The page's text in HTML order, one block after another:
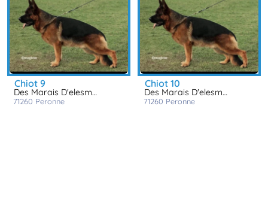
chiot 9
Des Marais D'elesmes
71260 peronne
chiot 10
Des Marais D'elesmes
71260 peronne